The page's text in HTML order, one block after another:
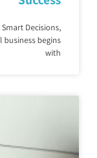
Decisions,
business begins
with